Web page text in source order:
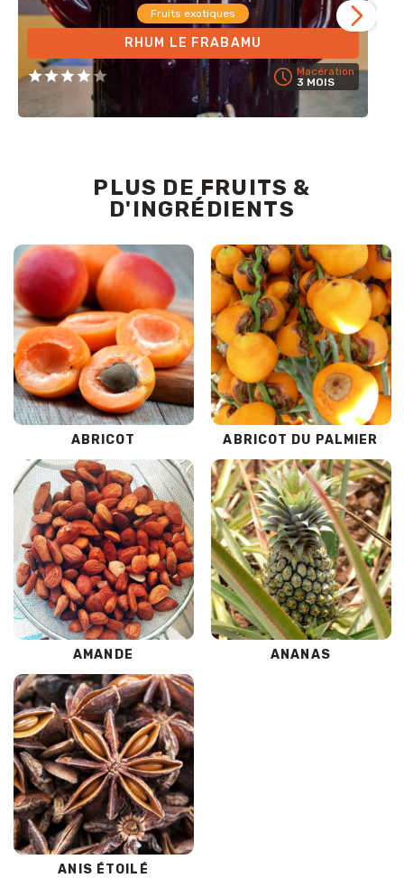
Fruits exotiques
RHUM LE FRABAMU
Macération
3 MOIS
PLUS DE FRUITS &
D'INGRÉDIENTS
ABRICOT ABRICOT DU PALMIER
AMANDE ANANAS
ANIS ÉTOILÉ